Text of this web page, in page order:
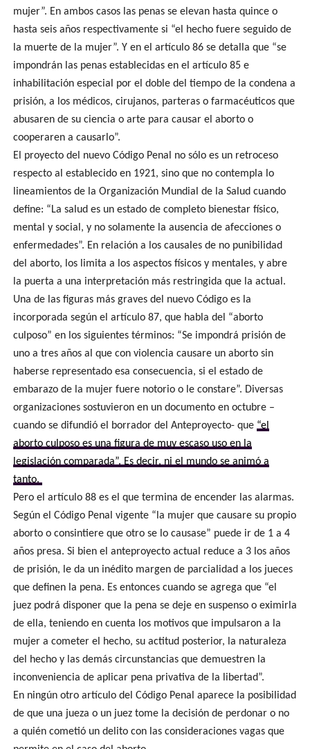
mujer”. En ambos casos las penas se elevan hasta quince o
hasta seis años respectivamente si “el hecho fuere seguido de
la muerte de la mujer”. Y en el artículo 86 se detalla que “se
impondrán las penas establecidas en el artículo 85 e
inhabilitación especial por el doble del tiempo de la condena a
prisión, a los médicos, cirujanos, parteras o farmacéuticos que
abusaren de su ciencia o arte para causar el aborto o
cooperaren a causarlo”.
El proyecto del nuevo Código Penal no sólo es un retroceso
respecto al establecido en 1921, sino que no contempla lo
lineamientos de la Organización Mundial de la Salud cuando
define: “La salud es un estado de completo bienestar físico,
mental y social, y no solamente la ausencia de afecciones o
enfermedades”. En relación a los causales de no punibilidad
del aborto, los limita a los aspectos físicos y mentales, y abre
la puerta a una interpretación más restringida que la actual.
Una de las figuras más graves del nuevo Código es la
incorporada según el artículo 87, que habla del “aborto
culposo” en los siguientes términos: “Se impondrá prisión de
uno a tres años al que con violencia causare un aborto sin
haberse representado esa consecuencia, si el estado de
embarazo de la mujer fuere notorio o le constare”. Diversas
organizaciones sostuvieron en un documento en octubre –
cuando se difundió el borrador del Anteproyecto- que “el
aborto culposo es una figura de muy escaso uso en la
legislación comparada”. Es decir, ni el mundo se animó a
tanto.
Pero el artículo 88 es el que termina de encender las alarmas.
Según el Código Penal vigente “la mujer que causare su propio
aborto o consintiere que otro se lo causase” puede ir de 1 a 4
años presa. Si bien el anteproyecto actual reduce a 3 los años
de prisión, le da un inédito margen de parcialidad a los jueces
que definen la pena. Es entonces cuando se agrega que “el
juez podrá disponer que la pena se deje en suspenso o eximirla
de ella, teniendo en cuenta los motivos que impulsaron a la
mujer a cometer el hecho, su actitud posterior, la naturaleza
del hecho y las demás circunstancias que demuestren la
inconveniencia de aplicar pena privativa de la libertad”.
En ningún otro artículo del Código Penal aparece la posibilidad
de que una jueza o un juez tome la decisión de perdonar o no
a quién cometió un delito con las consideraciones vagas que